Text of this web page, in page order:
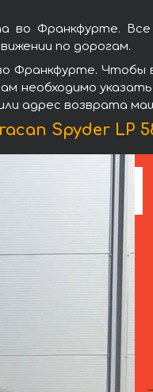
во Франкфурте.
по дорогам.
Чтобы
необходимо
адрес возврата
Spyder LP